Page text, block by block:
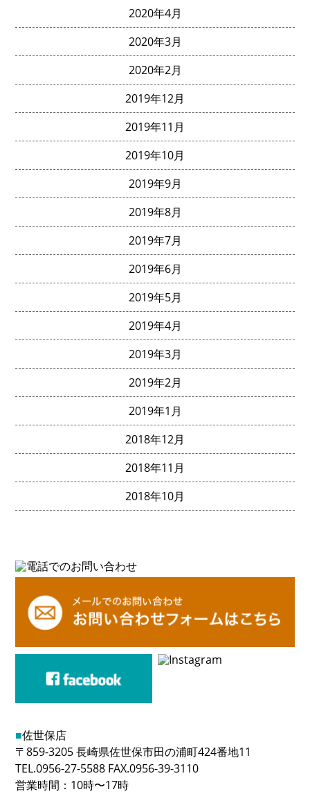
2020年4月
2020年3月
2020年2月
2019年12月
2019年11月
2019年10月
2019年9月
2019年8月
2019年7月
2019年6月
2019年5月
2019年4月
2019年3月
2019年2月
2019年1月
2018年12月
2018年11月
2018年10月
■佐世保店
〒859-3205 長崎県佐世保市田の浦町424番地11
TEL.0956-27-5588 FAX.0956-39-3110
営業時間：10時〜17時